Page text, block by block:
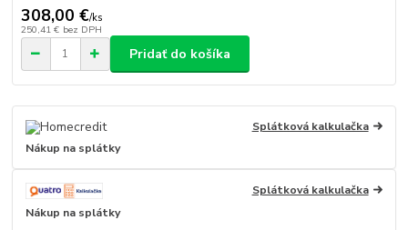
308,00 €/ks
250,41 € bez DPH
Pridať do košíka
Splátková kalkulačka
Nákup na splátky
Splátková kalkulačka
Nákup na splátky